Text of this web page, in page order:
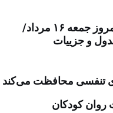
قیمت طلا و سکه امروز جمعه ۱۶ مرداد/
و جزییات
تنفسی محافظت می‌کند
روان کودکان